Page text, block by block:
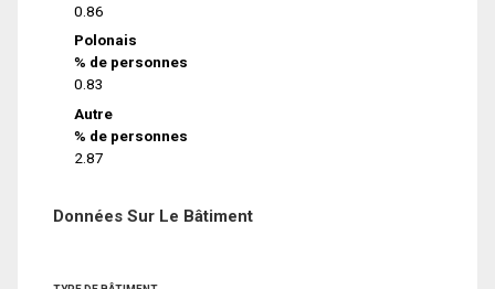
0.86
Polonais
% de personnes
0.83
Autre
% de personnes
2.87
Données Sur Le Bâtiment